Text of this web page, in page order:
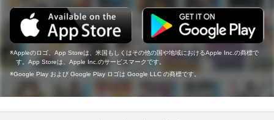
Appleのロゴ、App Storeは、米国もしくはその他の国や地域におけるApple Inc.の商標で
す。App Storeは、Apple Inc.のサービスマークです。
Google Play および Google Play ロゴは Google LLC の商標です。